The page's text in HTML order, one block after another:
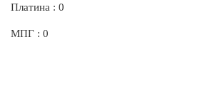
Платина : 0
МПГ : 0